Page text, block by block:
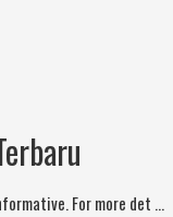
For more det …